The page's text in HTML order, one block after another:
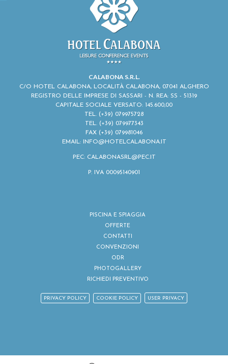
CALABONA S.R.L.
C/O HOTEL CALABONA, LOCALITÀ CALABONA, 07041 ALGHERO
REGISTRO DELLE IMPRESE DI SASSARI - N. REA: SS - 51319
CAPITALE SOCIALE VERSATO: 145.600,00
TEL. (+39) 079975728
TEL. (+39) 079977343
FAX (+39) 079981046
EMAIL:
INFO@HOTELCALABONA.IT
PEC: CALABONASRL@PEC.IT
P. IVA 00095140901
PISCINA E SPIAGGIA
OFFERTE
CONTATTI
CONVENZIONI
ODR
PHOTOGALLERY
RICHIEDI PREVENTIVO
PRIVACY POLICY COOKIE POLICY USER PRIVACY